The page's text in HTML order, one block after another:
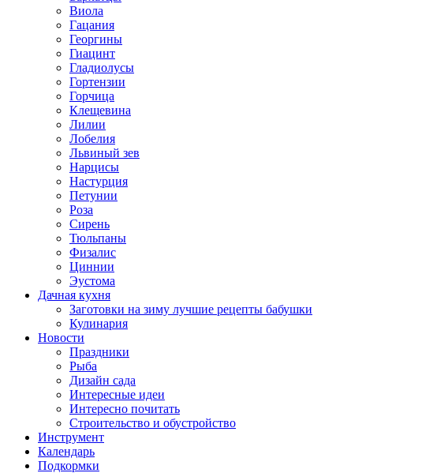
Виола
Гацания
Георгины
Гиацинт
Гладиолусы
Гортензии
Горчица
Клещевина
Лилии
Лобелия
Львиный зев
Нарцисы
Настурция
Петунии
Роза
Сирень
Тюльпаны
Физалис
Циннии
Эустома
Дачная кухня
Заготовки на зиму лучшие рецепты бабушки
Кулинария
Новости
Праздники
Рыба
Дизайн сада
Интересные идеи
Интересно почитать
Строительство и обустройство
Инструмент
Календарь
Подкормки